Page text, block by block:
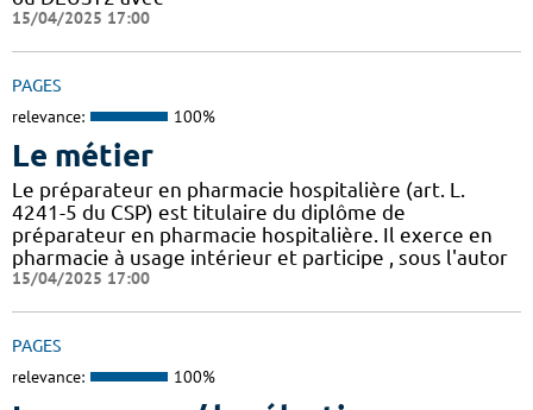
15/04/2025 17:00
PAGES
relevance: 100%
Le métier
Le préparateur en pharmacie hospitalière (art. L.
4241-5 du CSP) est titulaire du diplôme de
préparateur en pharmacie hospitalière. Il exerce en
pharmacie à usage intérieur et participe , sous l'autor
15/04/2025 17:00
PAGES
relevance: 100%